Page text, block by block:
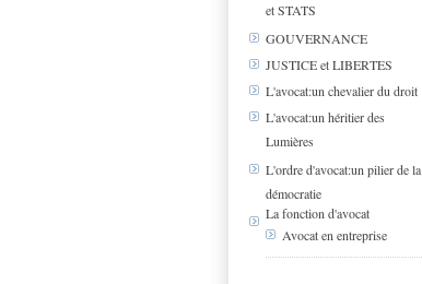
et STATS
GOUVERNANCE
JUSTICE et LIBERTES
L'avocat:un chevalier du droit
L'avocat:un héritier des
Lumières
L'ordre d'avocat:un pilier de la
démocratie
La fonction d'avocat
Avocat en entreprise